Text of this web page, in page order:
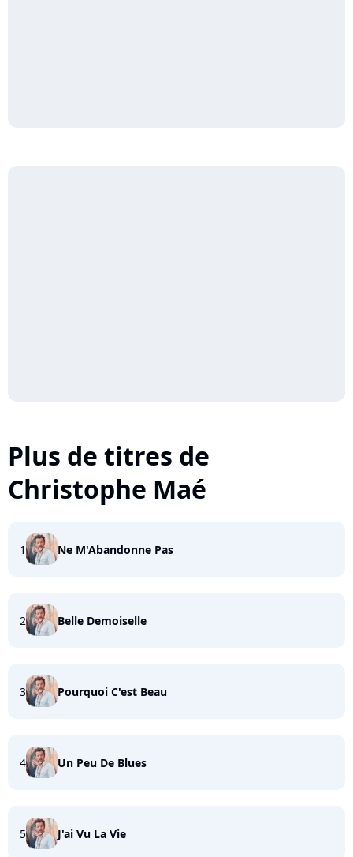
Plus de titres de
Christophe Maé
1 Ne M'Abandonne Pas
2 Belle Demoiselle
3 Pourquoi C'est Beau
4 Un Peu De Blues
5 J'ai Vu La Vie